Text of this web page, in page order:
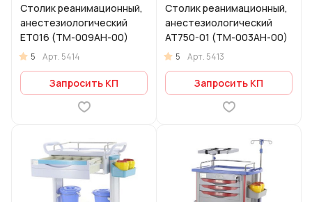
Столик реанимационный,
анестезиологический
ЕТ016 (ТМ-009АН-00)
5 Арт. 5414
Запросить КП
Столик реанимационный,
анестезиологический
AT750-01 (ТМ-003АН-00)
5 Арт. 5413
Запросить КП